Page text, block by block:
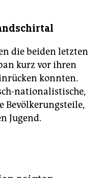
die beiden letzten
kurz vor ihren
konnten.
nationalistische,
Bevölkerungsteile,
Jugend.